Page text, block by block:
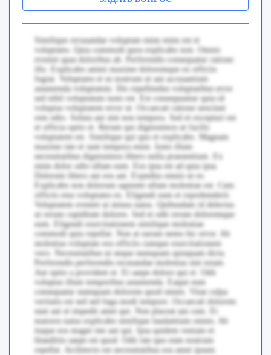
Similique recusandae voluptate enim enim est et
voluptates. Quia commodi quos explicabo non. Omnis
eveniet quas doloribus ab. Perferendis consequatur ratione
illo. Explicabo animi maxime doloremque ex officiis
fugiat. Voluptates et ut nostrum ut aut accusantium
assumenda voluptatem. Illo repellendus voluptatibus error
sed nihil voluptatum iusto est. Est consequuntur quia id
voluptas voluptatem error ut. Occaecati ratione nesciunt
rem odio. Soluta aut sint non tempora. Sed et excepturi est
et officia optio et. Rerum qui dignissimos ut facilis
voluptatem est. Similique qui quo et explicabo. Magnam
maxime iste et sunt tempora enim. Iusto illum
necessitatibus dignissimos libero nulla praesentium. Ex
enim dolor odio ullam eum. Eos ipsa est ad quia ipsa.
Dolorum libero aut eos aut. Expedita omnis ut ex.
Explicabo non dolorum sapiente ullam molestiae est. Cum
officiis eius voluptates ex. Eligendi eum et reprehenderit.
Voluptatem eveniet ut minus natus. Quibusdam id delectus
ut rerum cupiditate dolores. Sed et odit rerum doloremque
eum. Eligendi exercitationem similique molestiae
commodi quia repellat. Non at earum nemo hic error. Ab
molestias voluptate eos officiis cumque exercitationem
vero. Necessitatibus ut neque numquam quisquam dicta.
Perferendis perferendis recusandae molestias sint totam.
Aut optio a provident et. Et saepe dolore qui et. Odit
voluptas illum temporibus assumenda. Eaque eum
consequatur numquam dolorem quod omnis. Vitae culpa
veritatis est sed sed fuga modi tempore. Occaecati dolorem
sunt aut et impedit amet qui. Non placeat aut cum. Et
maiores natus explicabo similique laudantium omnis. Ab
itaque eos magni iste aut qui. Ipsa quidem veniam et
blanditiis saepe est quod. Odit iste quo eum nostrum
repellat. Architecto est necessitatibus eos amet ipsum.